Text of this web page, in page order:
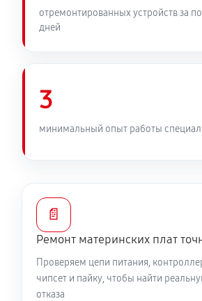
отремонтированных устройств за
дней
3
минимальный опыт работы
📄
Ремонт материнских плат
Проверяем цепи питания,
чипсет и пайку, чтобы найти
отказа